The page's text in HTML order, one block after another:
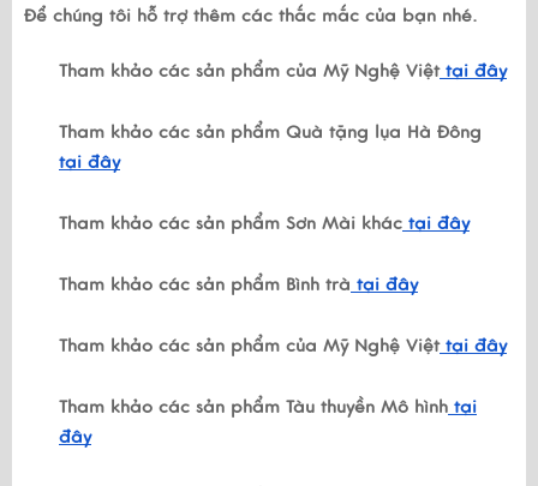
Để chúng tôi hỗ trợ thêm các thắc mắc của bạn nhé.
Tham khảo các sản phẩm của Mỹ Nghệ Việttại đây
Tham khảo các sản phẩm Quà tặng lụa Hà Đông
tại đây
Tham khảo các sản phẩm Sơn Mài khác tại đây
Tham khảo các sản phẩm Bình trà tại đây
Tham khảo các sản phẩm của Mỹ Nghệ Việttại đây
Tham khảo các sản phẩm Tàu thuyền Mô hình tại
đây